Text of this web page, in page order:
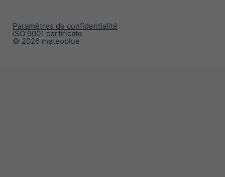
© 2026 meteoblue
ISO 9001 certificate
Paramètres de confidentialité